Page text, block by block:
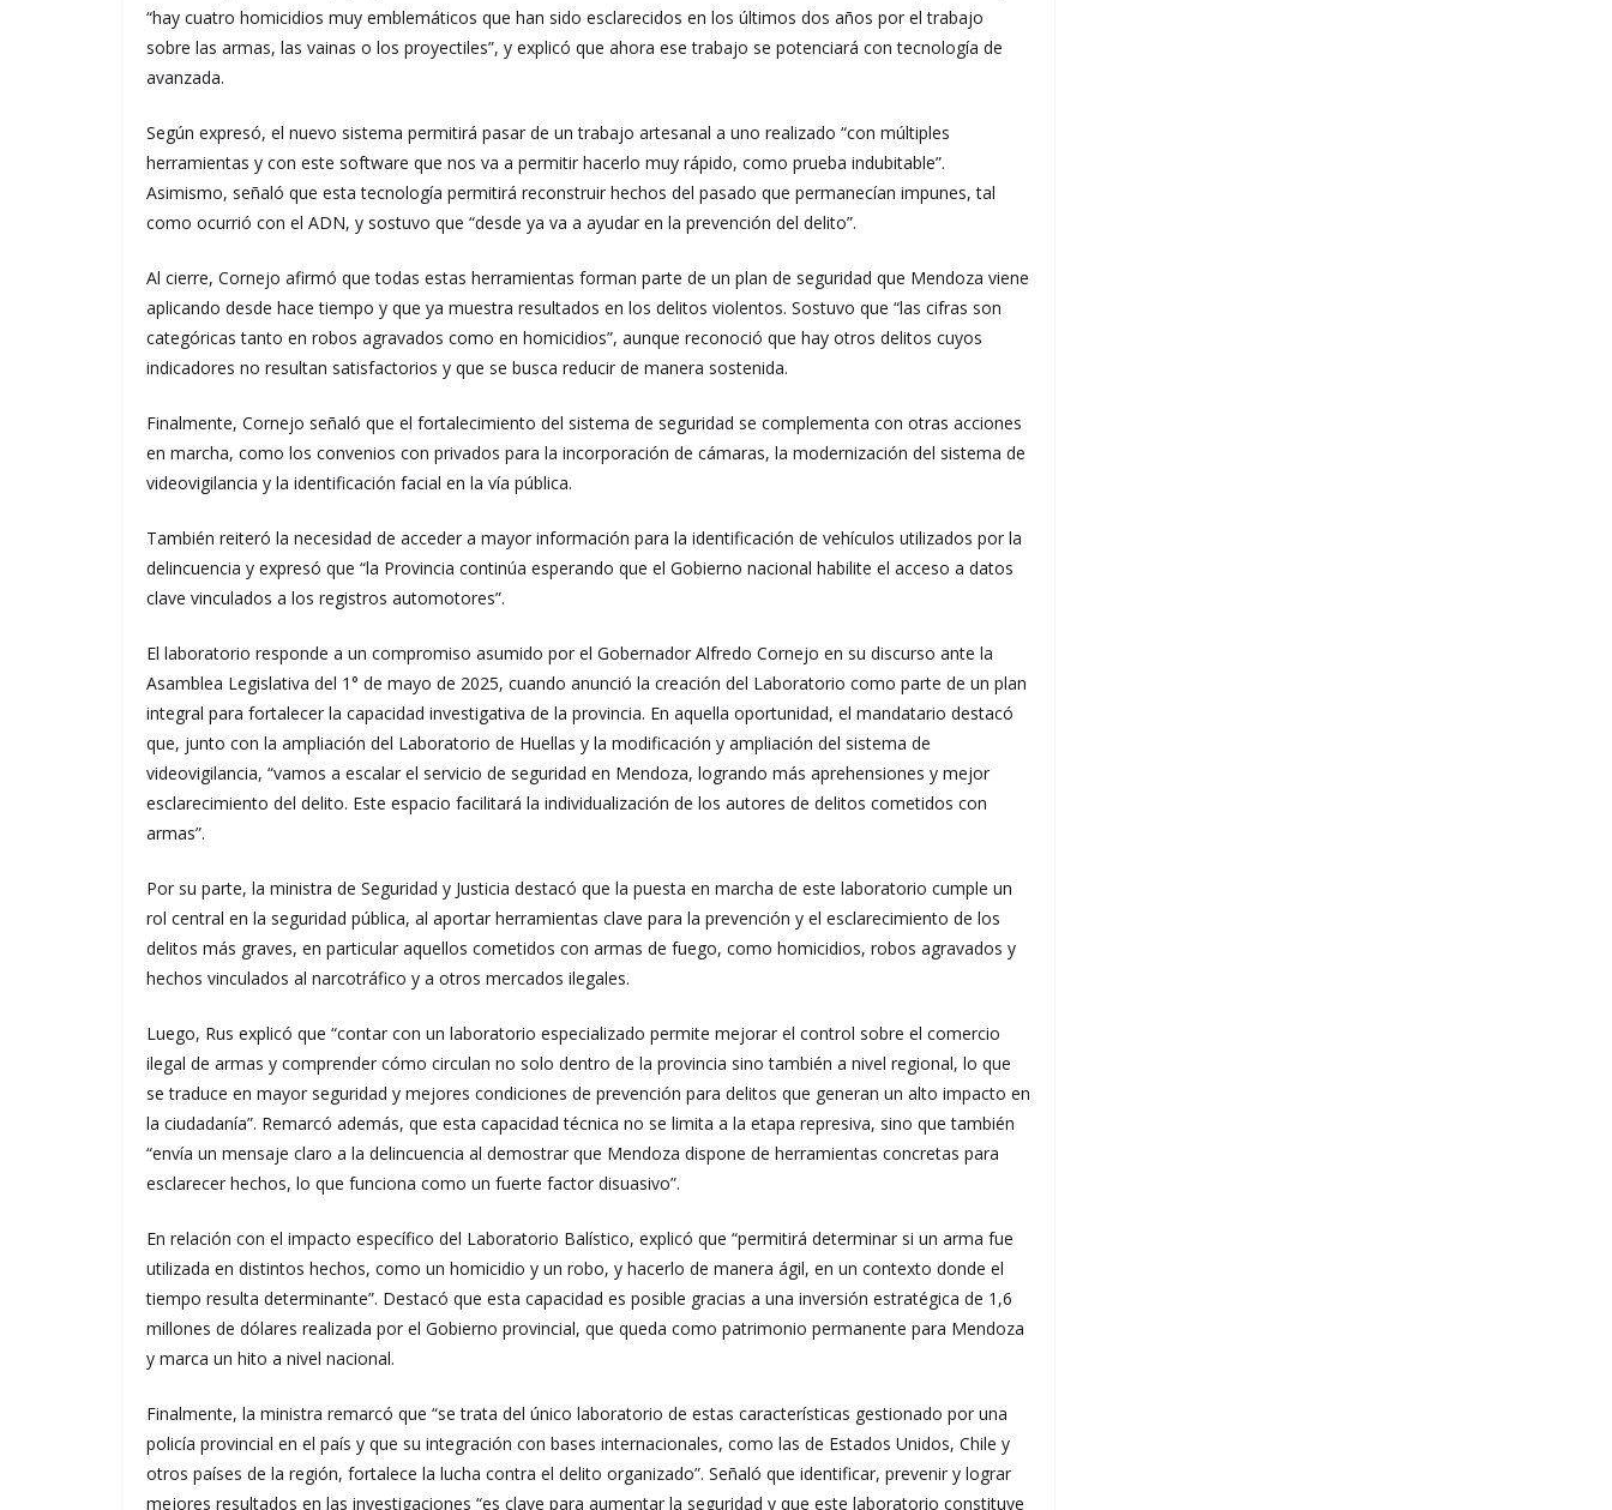
“hay cuatro homicidios muy emblemáticos que han sido esclarecidos en los últimos dos años por el trabajo
sobre las armas, las vainas o los proyectiles”, y explicó que ahora ese trabajo se potenciará con tecnología de
avanzada.
Según expresó, el nuevo sistema permitirá pasar de un trabajo artesanal a uno realizado “con múltiples
herramientas y con este software que nos va a permitir hacerlo muy rápido, como prueba indubitable”.
Asimismo, señaló que esta tecnología permitirá reconstruir hechos del pasado que permanecían impunes, tal
como ocurrió con el ADN, y sostuvo que “desde ya va a ayudar en la prevención del delito”.
Al cierre, Cornejo afirmó que todas estas herramientas forman parte de un plan de seguridad que Mendoza viene
aplicando desde hace tiempo y que ya muestra resultados en los delitos violentos. Sostuvo que “las cifras son
categóricas tanto en robos agravados como en homicidios”, aunque reconoció que hay otros delitos cuyos
indicadores no resultan satisfactorios y que se busca reducir de manera sostenida.
Finalmente, Cornejo señaló que el fortalecimiento del sistema de seguridad se complementa con otras acciones
en marcha, como los convenios con privados para la incorporación de cámaras, la modernización del sistema de
videovigilancia y la identificación facial en la vía pública.
También reiteró la necesidad de acceder a mayor información para la identificación de vehículos utilizados por la
delincuencia y expresó que “la Provincia continúa esperando que el Gobierno nacional habilite el acceso a datos
clave vinculados a los registros automotores”.
El laboratorio responde a un compromiso asumido por el Gobernador Alfredo Cornejo en su discurso ante la
Asamblea Legislativa del 1° de mayo de 2025, cuando anunció la creación del Laboratorio como parte de un plan
integral para fortalecer la capacidad investigativa de la provincia. En aquella oportunidad, el mandatario destacó
que, junto con la ampliación del Laboratorio de Huellas y la modificación y ampliación del sistema de
videovigilancia, “vamos a escalar el servicio de seguridad en Mendoza, logrando más aprehensiones y mejor
esclarecimiento del delito. Este espacio facilitará la individualización de los autores de delitos cometidos con
armas”.
Por su parte, la ministra de Seguridad y Justicia destacó que la puesta en marcha de este laboratorio cumple un
rol central en la seguridad pública, al aportar herramientas clave para la prevención y el esclarecimiento de los
delitos más graves, en particular aquellos cometidos con armas de fuego, como homicidios, robos agravados y
hechos vinculados al narcotráfico y a otros mercados ilegales.
Luego, Rus explicó que “contar con un laboratorio especializado permite mejorar el control sobre el comercio
ilegal de armas y comprender cómo circulan no solo dentro de la provincia sino también a nivel regional, lo que
se traduce en mayor seguridad y mejores condiciones de prevención para delitos que generan un alto impacto en
la ciudadanía”. Remarcó además, que esta capacidad técnica no se limita a la etapa represiva, sino que también
“envía un mensaje claro a la delincuencia al demostrar que Mendoza dispone de herramientas concretas para
esclarecer hechos, lo que funciona como un fuerte factor disuasivo”.
En relación con el impacto específico del Laboratorio Balístico, explicó que “permitirá determinar si un arma fue
utilizada en distintos hechos, como un homicidio y un robo, y hacerlo de manera ágil, en un contexto donde el
tiempo resulta determinante”. Destacó que esta capacidad es posible gracias a una inversión estratégica de 1,6
millones de dólares realizada por el Gobierno provincial, que queda como patrimonio permanente para Mendoza
y marca un hito a nivel nacional.
Finalmente, la ministra remarcó que “se trata del único laboratorio de estas características gestionado por una
policía provincial en el país y que su integración con bases internacionales, como las de Estados Unidos, Chile y
otros países de la región, fortalece la lucha contra el delito organizado”. Señaló que identificar, prevenir y lograr
mejores resultados en las investigaciones “es clave para aumentar la seguridad y que este laboratorio constituye